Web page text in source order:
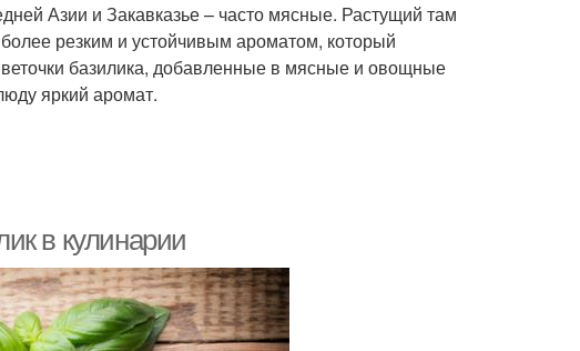
Азии и Закавказье – часто мясные. Растущий там
резким и устойчивым ароматом, который
базилика, добавленные в мясные и овощные
яркий аромат.
в кулинарии